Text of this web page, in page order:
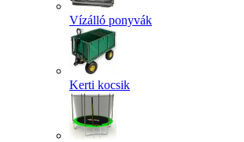
Vízálló ponyvák
Kerti kocsik